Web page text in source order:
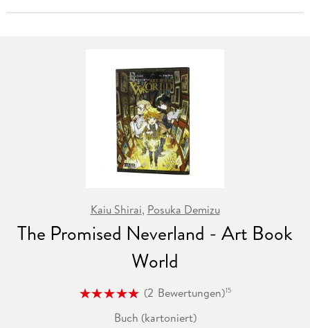
Kaiu Shirai, Posuka Demizu
The Promised Neverland - Art Book
World
(2 Bewertungen)15
Buch (kartoniert)